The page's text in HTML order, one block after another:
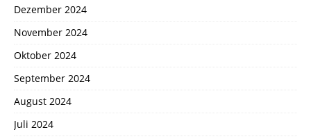
Dezember 2024
November 2024
Oktober 2024
September 2024
August 2024
Juli 2024